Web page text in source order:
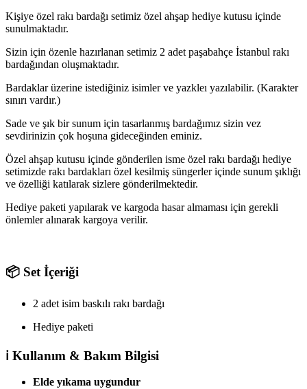
Kişiye özel rakı bardağı setimiz özel ahşap hediye kutusu içinde
sunulmaktadır.
Sizin için özenle hazırlanan setimiz 2 adet paşabahçe İstanbul rakı
bardağından oluşmaktadır.
Bardaklar üzerine istediğiniz isimler ve yazkleı yazılabilir. (Karakter
sınırı vardır.)
Sade ve şık bir sunum için tasarlanmış bardağımız sizin vez
sevdirinizin çok hoşuna gideceğinden eminiz.
Özel ahşap kutusu içinde gönderilen isme özel rakı bardağı hediye
setimizde rakı bardakları özel kesilmiş süngerler içinde sunum şıklığı
ve özelliği katılarak sizlere gönderilmektedir.
Hediye paketi yapılarak ve kargoda hasar almaması için gerekli
önlemler alınarak kargoya verilir.
📦 Set İçeriği
2 adet isim baskılı rakı bardağı
Hediye paketi
ℹ️ Kullanım & Bakım Bilgisi
Elde yıkama uygundur